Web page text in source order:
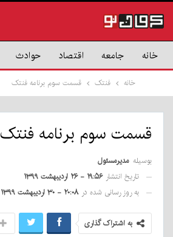
خانه جامعه اقتصاد حوادث
خانه فنتک قسمت سوم برنامه فنتک
قسمت سوم برنامه فنتک
بوسیله مدیرمسئول
تاریخ انتشار ۱۹:۵۶ - ۲۶ اردیبهشت ۱۳۹۹
به روز رسانی شده در ۲۰:۰۸ - ۳۰ اردیبهشت ۱۳۹۹
به اشتراک گذاری